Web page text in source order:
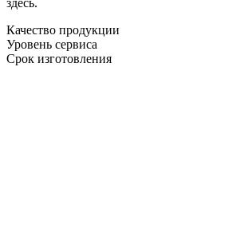
Качество продукции
Уровень сервиса
Срок изготовления